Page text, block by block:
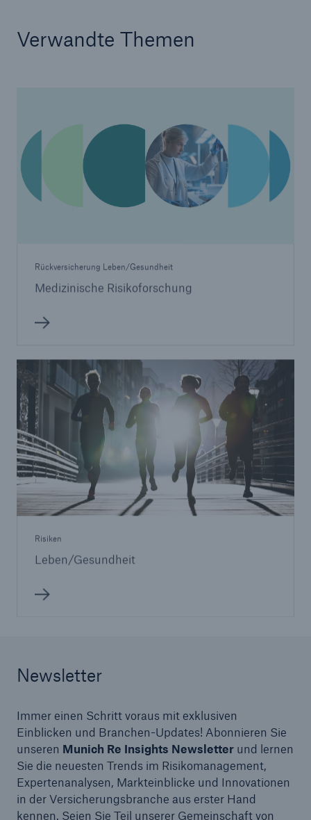
Verwandte Themen
Rückversicherung Leben/Gesundheit
Medizinische Risikoforschung
Risiken
Leben/Gesundheit
Newsletter
Immer einen Schritt voraus mit exklusiven
Einblicken und Branchen-Updates! Abonnieren Sie
unseren Munich Re Insights Newsletterund lernen
Sie die neuesten Trends im Risikomanagement,
Expertenanalysen, Markteinblicke und Innovationen
in der Versicherungsbranche aus erster Hand
kennen. Seien Sie Teil unserer Gemeinschaft von